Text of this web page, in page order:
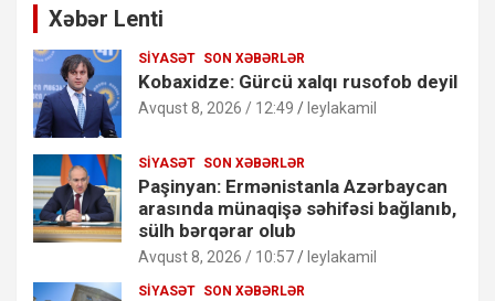
Xəbər Lenti
SIYASƏT SON XƏBƏRLƏR
Kobaxidze: Gürcü xalqı rusofob deyil
Avqust 8, 2026 / 12:49 leylakamil
SIYASƏT SON XƏBƏRLƏR
Paşinyan: Ermənistanla Azərbaycan
arasında münaqişə səhifəsi bağlanıb,
sülh bərqərar olub
Avqust 8, 2026 / 10:57 leylakamil
SIYASƏT SON XƏBƏRLƏR